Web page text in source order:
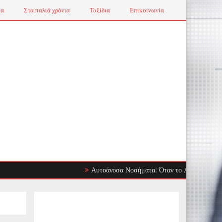
Στα παλιά χρόνια Ταξίδια Επικοινωνία
Αυτοάνοσα Νοσήματα: Όταν το Ανοσοποιητικό